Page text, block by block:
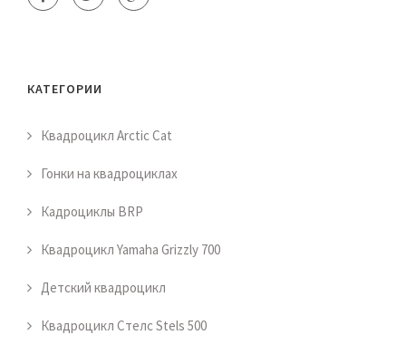
КАТЕГОРИИ
Квадроцикл Arctic Cat
Гонки на квадроциклах
Кадроциклы BRP
Квадроцикл Yamaha Grizzly 700
Детский квадроцикл
Квадроцикл Стелс Stels 500